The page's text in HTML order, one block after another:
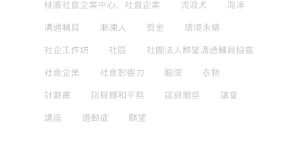
桃園社會企業中心，社會企業 流浪犬 海洋
溝通輔具 漸凍人 獎金 環境永續
社企工作坊 社區 社團法人麒望溝通輔具協會
社會企業 社會影響力 腦傷 衣物
計劃書 諾貝爾和平獎 諾貝爾獎 講堂
講座 過動症 麒望